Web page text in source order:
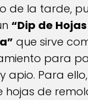
de la tarde,
“Dip de
que sirve
para
apio. Para
hojas de